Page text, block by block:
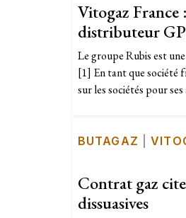
Vitogaz France
distributeur
Le groupe Rubis est
[1] En tant que société
sur les sociétés pour
BUTAGAZ |
Contrat gaz
dissuasives